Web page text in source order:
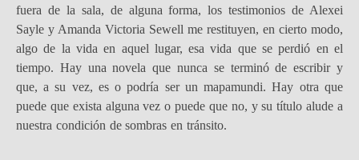
fuera de la sala, de alguna forma, los testimonios de Alexei
Sayle y Amanda Victoria Sewell me restituyen, en cierto modo,
algo de la vida en aquel lugar, esa vida que se perdió en el
tiempo. Hay una novela que nunca se terminó de escribir y
que, a su vez, es o podría ser un mapamundi. Hay otra que
puede que exista alguna vez o puede que no, y su título alude a
nuestra condición de sombras en tránsito.